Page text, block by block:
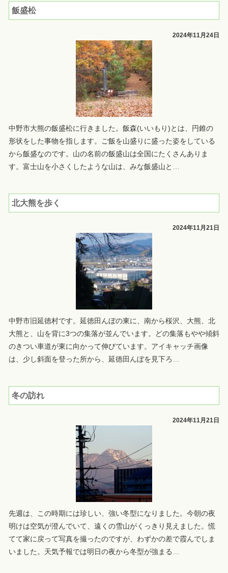
飯盛松
2024年11月24日
中野市大熊の飯盛松に行きました。飯森(いいもり)とは、円錐の
形状をした事物を指します。ご飯を山盛りに盛った姿をしている
から飯盛なのです。山の名前の飯盛山は全国にたくさんありま
す。富士山を小さくしたような山は、みな飯盛山と …
北大熊を歩く
2024年11月21日
中野市旧延徳村です。延徳田んぼの東に、南から桜沢、大熊、北
大熊と、山を背に3つの集落が並んでいます。どの集落もやや傾斜
のきつい車道が東に向かって伸びています。アイキャッチ画像
は、少し斜面を登った所から、延徳田んぼを見下ろ …
冬の訪れ
2024年11月21日
先週は、この時期には珍しい、強い冬型になりました。今朝の夜
明けは空気が澄んでいて、遠くの雪山がくっきり見えました。慌
てて家に戻って写真を撮ったのですが、わずかの差で霞んでしま
いました。天気予報では明日の夜から冬型が強まる …